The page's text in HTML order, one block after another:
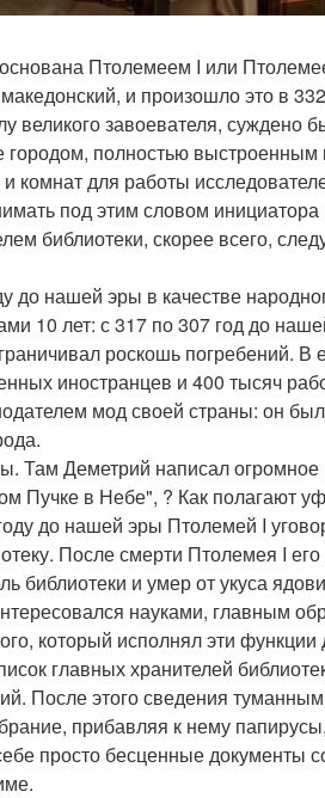
Птолемеем I или
и произошло это в
великого завоевателя, суждено
полностью
комнат для работы
под этим словом инициатора
библиотеки, скорее всего,
нашей эры в качестве
10 лет: с 317 по 307 год до
роскошь погребений.
иностранцев и 400 тысяч
мод своей страны: он
Там Деметрий написал огромное
Пучке в Небе", ? Как полагают
до нашей эры Птолемей I
После смерти Птолемея I
библиотеки и умер от укуса
науками, главным
который исполнял эти
главных хранителей
После этого сведения
прибавляя к нему
просто бесценные документы